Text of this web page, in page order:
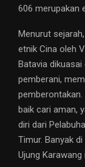
606 merupakan
Menurut
etnik Cina oleh
Batavia dikuasai
pemberani,
pemberontakan.
baik cari aman,
diri dari
Timur. Banyak
Ujung Karawang